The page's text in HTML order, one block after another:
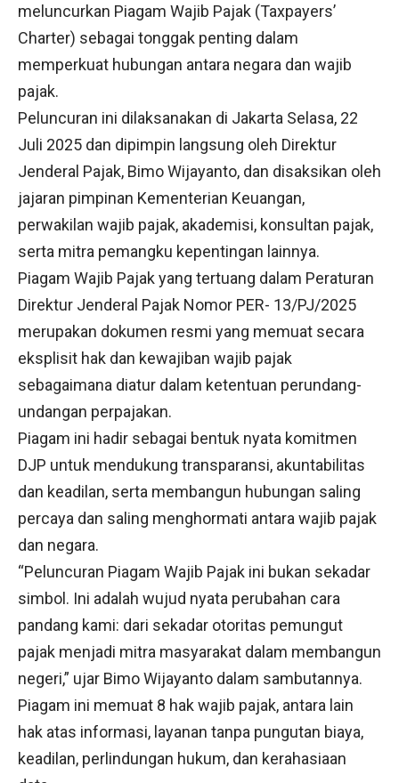
meluncurkan Piagam Wajib Pajak (Taxpayers’
Charter) sebagai tonggak penting dalam
memperkuat hubungan antara negara dan wajib
pajak.
Peluncuran ini dilaksanakan di Jakarta Selasa, 22
Juli 2025 dan dipimpin langsung oleh Direktur
Jenderal Pajak, Bimo Wijayanto, dan disaksikan oleh
jajaran pimpinan Kementerian Keuangan,
perwakilan wajib pajak, akademisi, konsultan pajak,
serta mitra pemangku kepentingan lainnya.
Piagam Wajib Pajak yang tertuang dalam Peraturan
Direktur Jenderal Pajak Nomor PER- 13/PJ/2025
merupakan dokumen resmi yang memuat secara
eksplisit hak dan kewajiban wajib pajak
sebagaimana diatur dalam ketentuan perundang-
undangan perpajakan.
Piagam ini hadir sebagai bentuk nyata komitmen
DJP untuk mendukung transparansi, akuntabilitas
dan keadilan, serta membangun hubungan saling
percaya dan saling menghormati antara wajib pajak
dan negara.
“Peluncuran Piagam Wajib Pajak ini bukan sekadar
simbol. Ini adalah wujud nyata perubahan cara
pandang kami: dari sekadar otoritas pemungut
pajak menjadi mitra masyarakat dalam membangun
negeri,” ujar Bimo Wijayanto dalam sambutannya.
Piagam ini memuat 8 hak wajib pajak, antara lain
hak atas informasi, layanan tanpa pungutan biaya,
keadilan, perlindungan hukum, dan kerahasiaan